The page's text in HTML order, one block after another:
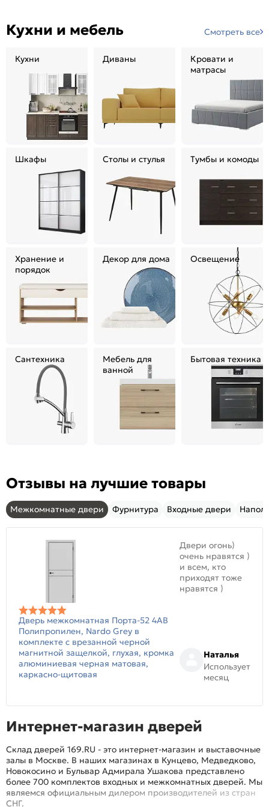
Кухни и мебель Смотреть все
Кухни Диваны
Кровати и
матрасы
Шкафы Столы и стулья Тумбы и комоды
Хранение и
порядок
Декор для дома Освещение
Сантехника
Мебель для
ванной
Бытовая техника
Отзывы на лучшие товары
Межкомнатные двери Фурнитура Входные двери
Дверь межкомнатная Порта-52 4AB
Полипропилен, Nardo Grey в
комплекте с врезанной черной
магнитной защелкой, глухая, кромка
алюминиевая черная матовая,
каркасно-щитовая
Двери огонь)
очень нравятся )
и всем, кто
приходят тоже
нравятся )
Наталья
Использует
месяц
Интернет-магазин дверей
Склад дверей 169.RU - это интернет-магазин и выставочные
залы в Москве. В наших магазинах в Кунцево, Медведково,
Новокосино и Бульвар Адмирала Ушакова представлено
более 700 комплектов входных и межкомнатных дверей. Мы
являемся официальным дилером производителей из стран
СНГ.